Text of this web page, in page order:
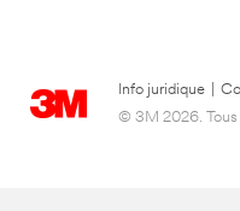
Info juridique
© 3M 2026. Tous